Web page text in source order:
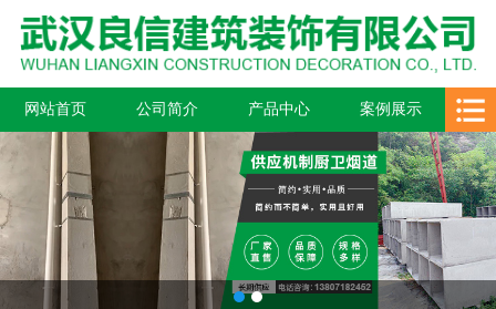
网站首页 公司简介 产品中心 案例展示
新闻中心 在线留言 联系我们